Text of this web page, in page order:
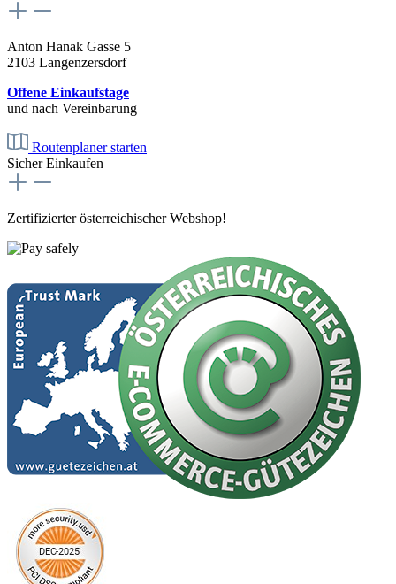
Anton Hanak Gasse 5
2103 Langenzersdorf
Offene Einkaufstage
und nach Vereinbarung
Routenplaner starten
Sicher Einkaufen
Zertifizierter österreichischer Webshop!